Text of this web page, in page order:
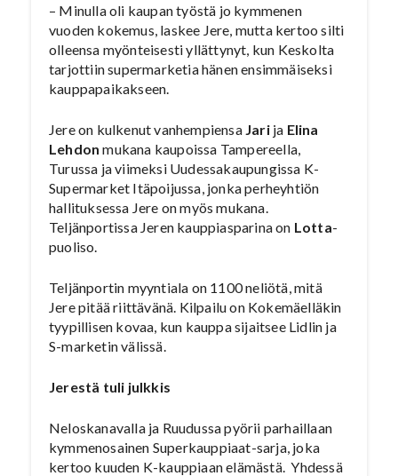
– Minulla oli kaupan työstä jo kymmenen
vuoden kokemus, laskee Jere, mutta kertoo silti
olleensa myönteisesti yllättynyt, kun Keskolta
tarjottiin supermarketia hänen ensimmäiseksi
kauppapaikakseen.
Jere on kulkenut vanhempiensa Jari ja Elina
Lehdon mukana kaupoissa Tampereella,
Turussa ja viimeksi Uudessakaupungissa K-
Supermarket Itäpoijussa, jonka perheyhtiön
hallituksessa Jere on myös mukana.
Teljänportissa Jeren kauppiasparina on Lotta-
puoliso.
Teljänportin myyntiala on 1100 neliötä, mitä
Jere pitää riittävänä. Kilpailu on Kokemäelläkin
tyypillisen kovaa, kun kauppa sijaitsee Lidlin ja
S-marketin välissä.
Jerestä tuli julkkis
Neloskanavalla ja Ruudussa pyörii parhaillaan
kymmenosainen Superkauppiaat-sarja, joka
kertoo kuuden K-kauppiaan elämästä. Yhdessä